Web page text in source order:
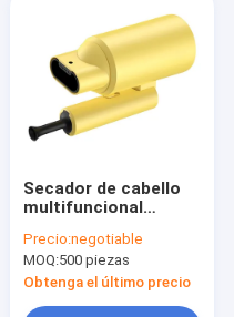
Secador de cabello
multifuncional
cuidado del cabello
con rocío Bajo ruido
Precio:negotiable
MOQ:500 piezas
Obtenga el último precio